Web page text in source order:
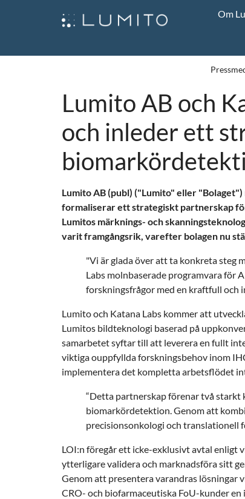
Om
Lumito AB och
och inleder ett
Lumito AB (publ) ("Lumito" eller "Bolaget")
formaliserar ett strategiskt partnerskap
Lumitos märknings- och
varit framgångsrik, varefter bolagen nu
"Vi är glada över att ta konkreta steg
Labs molnbaserade programvara för
forskningsfrågor med en kraftfull och
Lumito och Katana Labs kommer att
Lumitos bildteknologi baserad på
samarbetet syftar till att leverera en fullt
viktiga ouppfyllda forskningsbehov inom
implementera det kompletta arbetsflödet
“Detta partnerskap förenar två
biomarkördetektion. Genom att
precisionsonkologi och translationell
LOI:n föregår ett icke-exklusivt avtal enligt
ytterligare validera och marknadsföra sitt
Genom att presentera varandras lösningar
CRO- och biofarmaceutiska FoU-kunder